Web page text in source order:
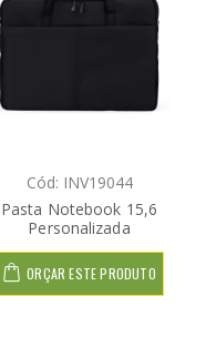
Cód: INV19044
Pasta Notebook 15,6
Personalizada
ORÇAR ESTE PRODUTO